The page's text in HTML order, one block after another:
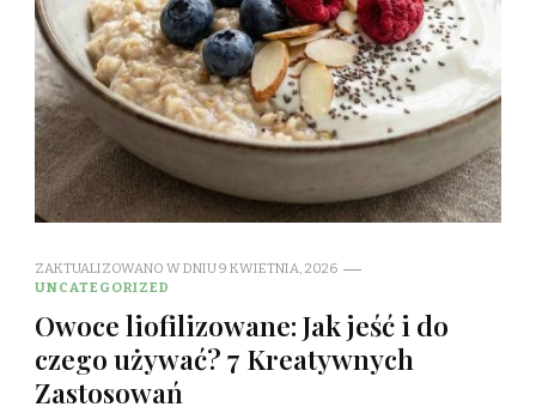
ZAKTUALIZOWANO W DNIU9 KWIETNIA, 2026
UNCATEGORIZED
Owoce liofilizowane: Jak jeść i do
czego używać? 7 Kreatywnych
Zastosowań